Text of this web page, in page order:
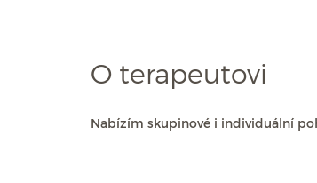
O terapeutovi
Nabízím skupinové i individuální